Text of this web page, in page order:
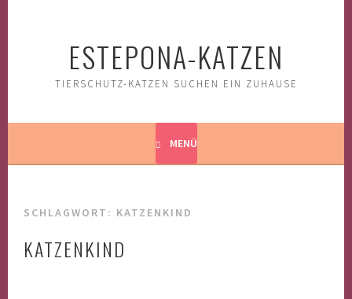
ESTEPONA-KATZEN
TIERSCHUTZ-KATZEN SUCHEN EIN ZUHAUSE
MENÜ
SCHLAGWORT: KATZENKIND
KATZENKIND